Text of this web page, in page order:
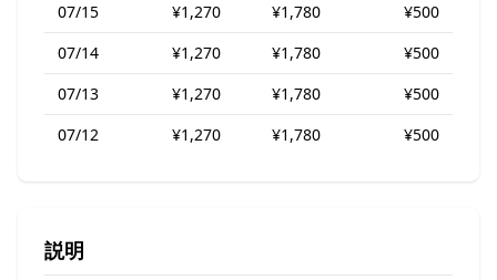
07/15
¥1,270 ¥1,780
¥500
07/14
¥1,270 ¥1,780
¥500
07/13
¥1,270 ¥1,780
¥500
07/12
¥1,270 ¥1,780 ¥500
説明